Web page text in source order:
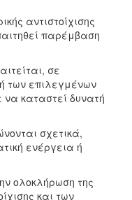
αντιστοίχισης
παρέμβαση
σε
των επιλεγμένων
να καταστεί δυνατή
σχετικά,
ενέργεια ή
ολοκλήρωση της
και των